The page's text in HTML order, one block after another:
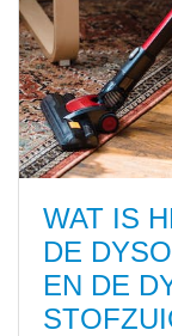
WAT IS
DE
EN DE